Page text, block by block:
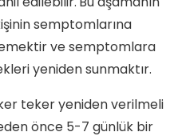
semptomlarına
ve semptomlara
yeniden sunmaktır.
teker yeniden verilmeli
önce 5-7 günlük bir